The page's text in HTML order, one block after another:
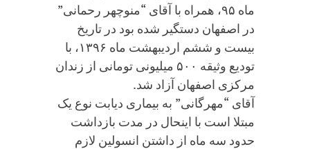
ماه ۹۵، همراه با آقای “منوچهر رحمانی”
در اصفهان دستگیر شده بود در تاریخ
بیست و ششم اردیبهشت ماه ۱۳۹۶، با
تودیع وثیقه ۵۰۰ میلیونی تومانی از زندان
مرکزی اصفهان آزاد شد.
آقای “مهرگانی” به بیماری دیابت نوع یک
مبتلا است با اینحال در مدت بازداشت
حدود سه ماه از داشتن انسولین لازم